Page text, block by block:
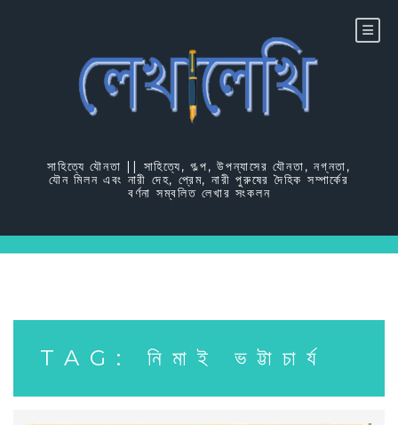
সাহিত্যে যৌনতা || সাহিত্যে, গল্প, উপন্যাসের যৌনতা, নগ্নতা,
যৌন মিলন এবং নারী দেহ, প্রেম, নারী পুরুষের দৈহিক সম্পার্কের
বর্ণনা সম্বলিত লেখার সংকলন
TAG: নিমাই ভট্টাচার্য